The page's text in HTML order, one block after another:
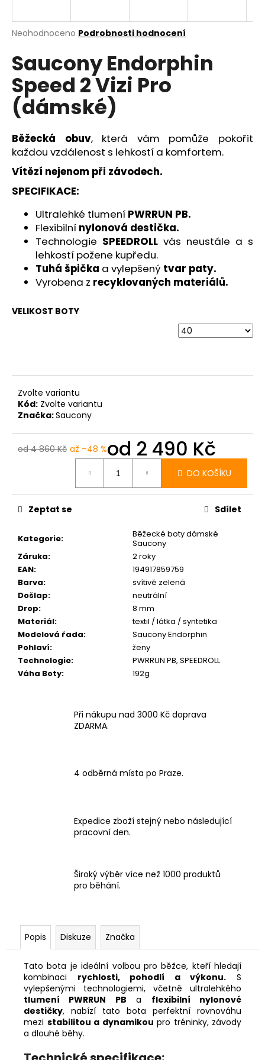
Průměrné
produktu
je
0,0
z
5
hvězdiček.
Neohodnoceno Podrobnosti hodnocení
Saucony Endorphin
Speed 2 Vizi Pro
(dámské)
Běžecká obuv, která vám pomůže pokořit
každou vzdálenost s lehkostí a komfortem.
Vítězí nejenom při závodech.
SPECIFIKACE:
Ultralehké tlumení PWRRUN PB.
Flexibilní nylonová destička.
Technologie SPEEDROLL vás neustále a s
lehkostí požene kupředu.
Tuhá špička a vylepšený tvar paty.
Vyrobena z recyklovaných materiálů.
VELIKOST BOTY
Zvolte variantu
Kód: Zvolte variantu
Značka:Saucony
od 4 860 Kč až –48 %od 2 490 Kč
DO KOŠÍKU
Kategorie:
Běžecké boty dámské
Saucony
Záruka:
2 roky
EAN:
194917859759
Barva:
svítivě zelená
Došlap:
neutrální
Drop:
8 mm
Materiál:
textil / látka / syntetika
Modelová řada:
Saucony Endorphin
Pohlaví:
ženy
Technologie:
PWRRUN PB, SPEEDROLL
Váha Boty: 192g
Zeptat se Sdílet
Při nákupu nad 3000 Kč doprava
ZDARMA.
4 odběrná místa po Praze.
Expedice zboží stejný nebo následující
pracovní den.
Široký výběr více než 1000 produktů
pro běhání.
Popis Diskuze Značka
Tato bota je ideální volbou pro běžce, kteří hledají
kombinaci rychlosti, pohodlí a výkonu. S
vylepšenými technologiemi, včetně ultralehkého
tlumení PWRRUN PB a flexibilní nylonové
destičky, nabízí tato bota perfektní rovnováhu
mezi stabilitou a dynamikou pro tréninky, závody
a dlouhé běhy.
j
t
?
HLEDAT
D
e
m
CRAFT
KYPE
PRO
ZELENÁ
7
990
Kč